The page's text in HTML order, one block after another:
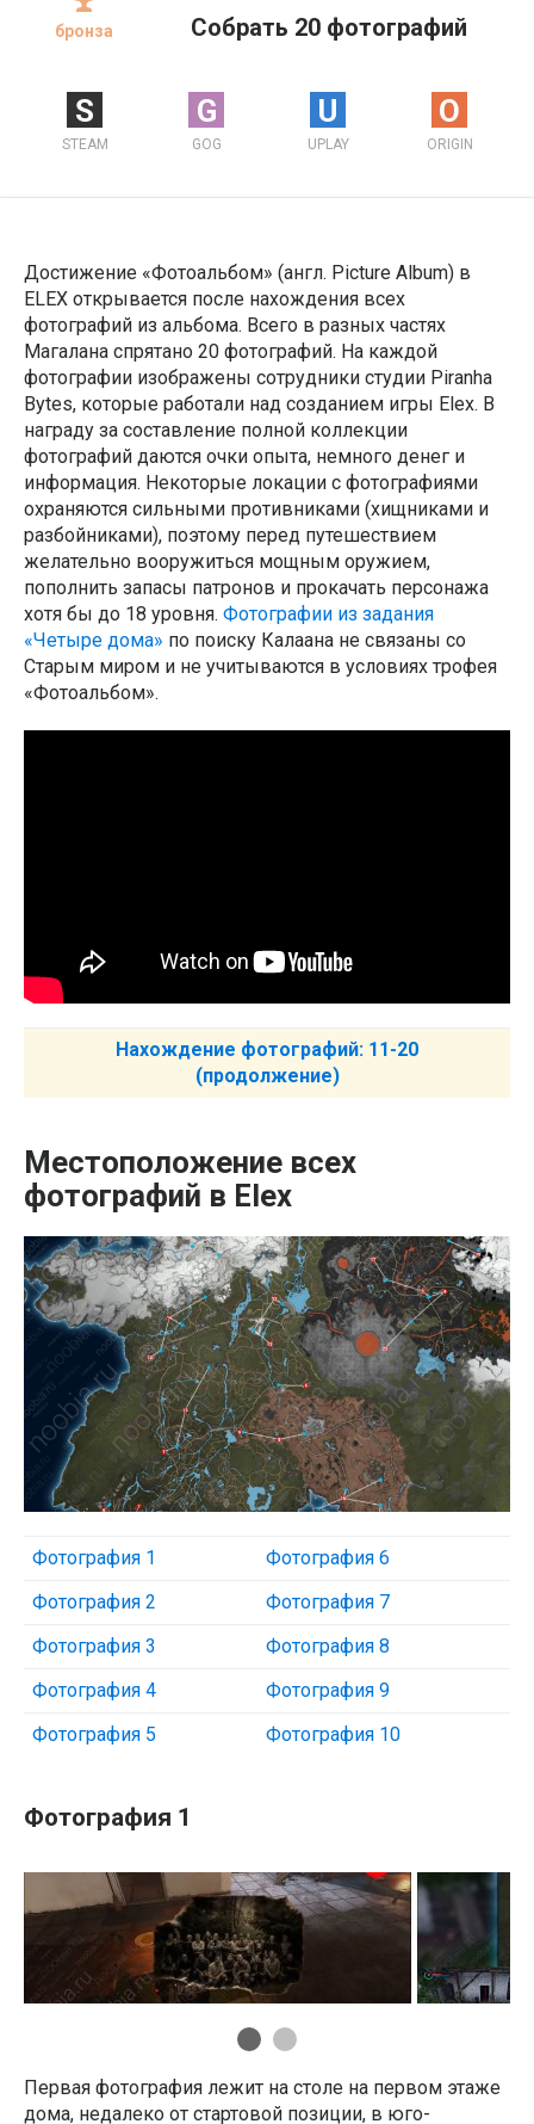
бронза Собрать 20 фотографий
S
STEAM
G
GOG
U
UPLAY
O
ORIGIN
Достижение «Фотоальбом» (англ. Picture Album) в
ELEX открывается после нахождения всех
фотографий из альбома. Всего в разных частях
Магалана спрятано 20 фотографий. На каждой
фотографии изображены сотрудники студии Piranha
Bytes, которые работали над созданием игры Elex. В
награду за составление полной коллекции
фотографий даются очки опыта, немного денег и
информация. Некоторые локации с фотографиями
охраняются сильными противниками (хищниками и
разбойниками), поэтому перед путешествием
желательно вооружиться мощным оружием,
пополнить запасы патронов и прокачать персонажа
хотя бы до 18 уровня. Фотографии из задания
«Четыре дома» по поиску Калаана не связаны со
Старым миром и не учитываются в условиях трофея
«Фотоальбом».
Нахождение фотографий: 11-20
(продолжение)
Местоположение всех
фотографий в Elex
Фотография 1
Фотография 6
Фотография 2
Фотография 7
Фотография 3
Фотография 8
Фотография 4
Фотография 9
Фотография 5
Фотография 10
Фотография 1
Первая фотография лежит на столе на первом этаже
дома, недалеко от стартовой позиции, в юго-